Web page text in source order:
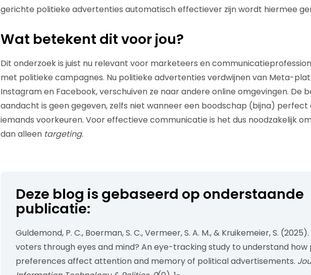
gerichte politieke advertenties automatisch effectiever zijn wordt hiermee
Wat betekent dit voor jou?
Dit onderzoek is juist nu relevant voor marketeers en
met politieke campagnes. Nu politieke advertenties verdwijnen van Meta-
Instagram en Facebook, verschuiven ze naar andere online omgevingen. De
aandacht is geen gegeven, zelfs niet wanneer een boodschap (bijna) perfect
iemands voorkeuren. Voor effectieve communicatie is het dus noodzakelijk
dan alleen targeting.
Deze blog is gebaseerd op onderstaande
publicatie:
Guldemond, P. C., Boerman, S. C., Vermeer, S. A. M., & Kruikemeier, S. (2025).
voters through eyes and mind? An eye-tracking study to understand how
preferences affect attention and memory of political advertisements.